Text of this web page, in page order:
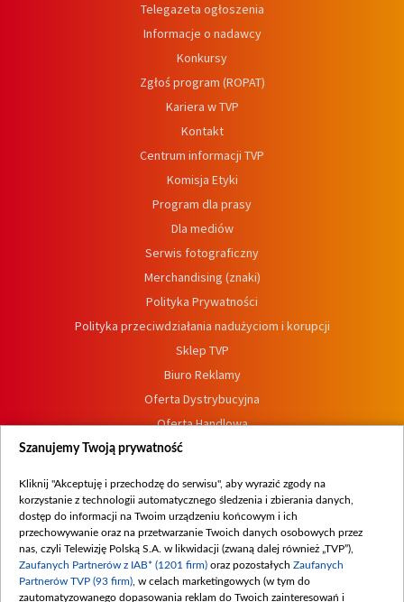
Telegazeta ogłoszenia
Informacje o nadawcy
Konkursy
Zgłoś program (ROPAT)
Kariera w TVP
Kontakt
Centrum informacji TVP
Komisja Etyki
Program dla prasy
Dla mediów
Serwis fotograficzny
Merchandising (znaki)
Polityka Prywatności
Polityka przeciwdziałania nadużyciom i korupcji
Sklep TVP
Biuro Reklamy
Oferta Dystrybucyjna
Oferta Handlowa
Dostępność
Procedura zgłoszeń wewnętrznych
Szanujemy Twoją prywatność
Kliknij "Akceptuję i przechodzę do serwisu", aby wyrazić zgody na
korzystanie z technologii automatycznego śledzenia i zbierania danych,
dostęp do informacji na Twoim urządzeniu końcowym i ich
przechowywanie oraz na przetwarzanie Twoich danych osobowych przez
nas, czyli Telewizję Polską S.A. w likwidacji (zwaną dalej również „TVP”),
Zaufanych Partnerów z IAB* (1201 firm) oraz pozostałych Zaufanych
Partnerów TVP (93 firm) , w celach marketingowych (w tym do
zautomatyzowanego dopasowania reklam do Twoich zainteresowań i